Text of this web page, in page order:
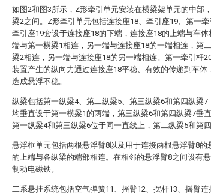
如图2和图3所示，Z形牵引单元安装在横梁架单元的中部
梁2之间。Z形牵引单元包括连接座18、牵引座19、第一牵
牵引座19套设于连接座18的下端，连接座18的上端与车
端与第一横梁1相连，另一端与连接座18的一端相连，第
梁2相连，另一端与连接座18的另一端相连。第一牵引杆
装置产生的纵向力通过连接座18平稳、有效的传递到车体
造成悬浮不稳。
纵梁包括第一纵梁4、第二纵梁5、第三纵梁6和第四纵梁
均垂直设于第一横梁1的两端，第三纵梁6和第四纵梁7垂
第一纵梁4和第三纵梁6位于同一直线上，第二纵梁5和第
悬浮框单元包括两根悬浮臂8以及用于连接两根悬浮臂8的
的上端与各纵梁的端部相连。在相邻的悬浮臂8之间设有
制动电磁铁。
二系悬挂系统包括空气弹簧11、摇臂12、摆杆13、摇臂